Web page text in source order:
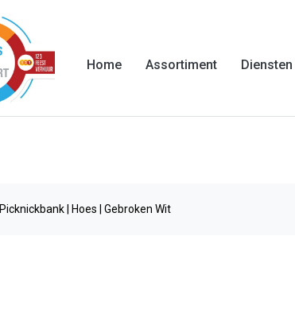
Home Assortiment Diensten
Picknickbank | Hoes | Gebroken Wit